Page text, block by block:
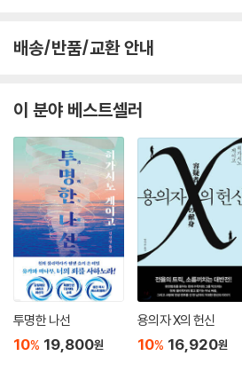
배송/반품/교환 안내
이 분야 베스트셀러
투명한 나선
10% 19,800원
용의자 X의 헌신
10% 16,920원